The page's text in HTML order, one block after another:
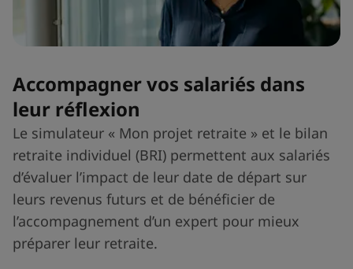
Accompagner vos salariés dans
leur réflexion
Le simulateur « Mon projet retraite » et le bilan
retraite individuel (BRI) permettent aux salariés
d’évaluer l’impact de leur date de départ sur
leurs revenus futurs et de bénéficier de
l’accompagnement d’un expert pour mieux
préparer leur retraite.